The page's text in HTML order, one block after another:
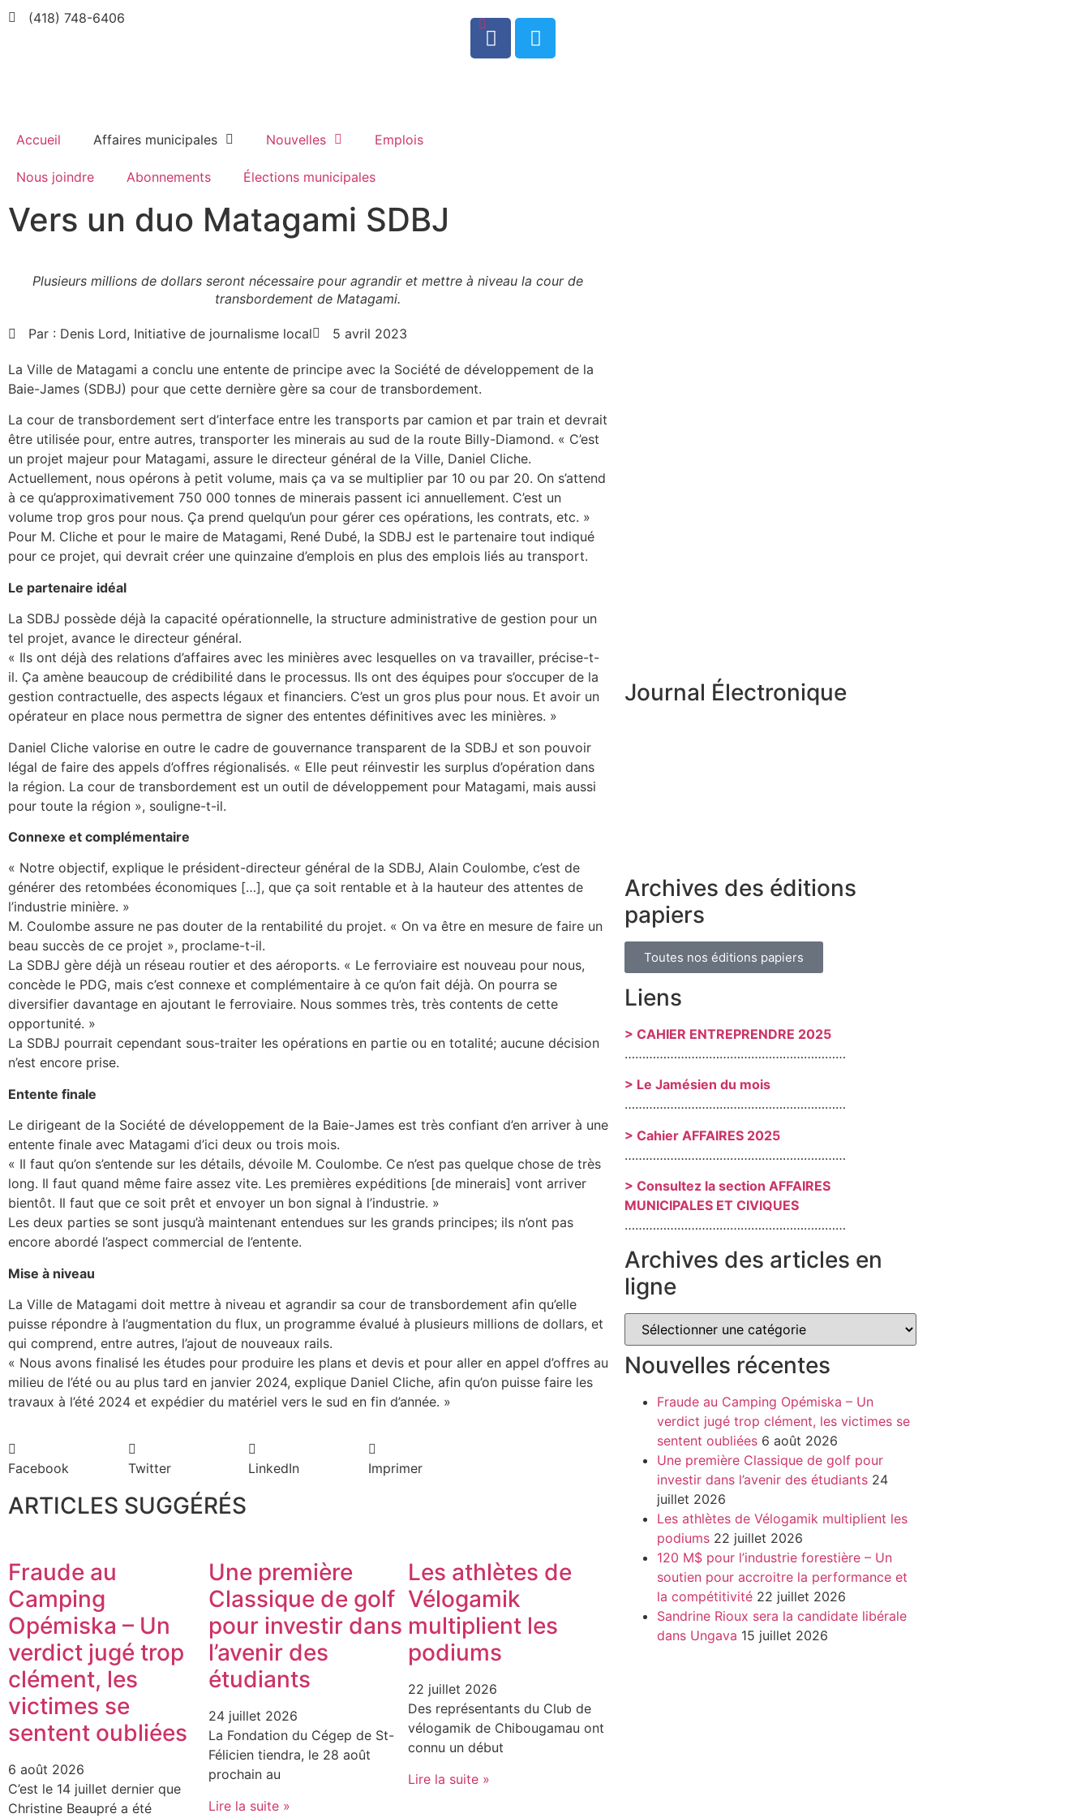
(418) 748-6406
0
Accueil Affaires municipales Nouvelles Emplois
Nous joindre Abonnements Élections municipales
Vers un duo Matagami SDBJ
Plusieurs millions de dollars seront nécessaire pour agrandir et mettre à niveau la cour de
transbordement de Matagami.
Par : Denis Lord, Initiative de journalisme local 5 avril 2023
La Ville de Matagami a conclu une entente de principe avec la Société de développement de la
Baie-James (SDBJ) pour que cette dernière gère sa cour de transbordement.
La cour de transbordement sert d’interface entre les transports par camion et par train et devrait
être utilisée pour, entre autres, transporter les minerais au sud de la route Billy-Diamond. « C’est
un projet majeur pour Matagami, assure le directeur général de la Ville, Daniel Cliche.
Actuellement, nous opérons à petit volume, mais ça va se multiplier par 10 ou par 20. On s’attend
à ce qu’approximativement 750 000 tonnes de minerais passent ici annuellement. C’est un
volume trop gros pour nous. Ça prend quelqu’un pour gérer ces opérations, les contrats, etc. »
Pour M. Cliche et pour le maire de Matagami, René Dubé, la SDBJ est le partenaire tout indiqué
pour ce projet, qui devrait créer une quinzaine d’emplois en plus des emplois liés au transport.
Le partenaire idéal
La SDBJ possède déjà la capacité opérationnelle, la structure administrative de gestion pour un
tel projet, avance le directeur général.
« Ils ont déjà des relations d’affaires avec les minières avec lesquelles on va travailler, précise-t-
il. Ça amène beaucoup de crédibilité dans le processus. Ils ont des équipes pour s’occuper de la
gestion contractuelle, des aspects légaux et financiers. C’est un gros plus pour nous. Et avoir un
opérateur en place nous permettra de signer des ententes définitives avec les minières. »
Daniel Cliche valorise en outre le cadre de gouvernance transparent de la SDBJ et son pouvoir
légal de faire des appels d’offres régionalisés. « Elle peut réinvestir les surplus d’opération dans
la région. La cour de transbordement est un outil de développement pour Matagami, mais aussi
pour toute la région », souligne-t-il.
Connexe et complémentaire
« Notre objectif, explique le président-directeur général de la SDBJ, Alain Coulombe, c’est de
générer des retombées économiques […], que ça soit rentable et à la hauteur des attentes de
l’industrie minière. »
M. Coulombe assure ne pas douter de la rentabilité du projet. « On va être en mesure de faire un
beau succès de ce projet », proclame-t-il.
La SDBJ gère déjà un réseau routier et des aéroports. « Le ferroviaire est nouveau pour nous,
concède le PDG, mais c’est connexe et complémentaire à ce qu’on fait déjà. On pourra se
diversifier davantage en ajoutant le ferroviaire. Nous sommes très, très contents de cette
opportunité. »
La SDBJ pourrait cependant sous-traiter les opérations en partie ou en totalité; aucune décision
n’est encore prise.
Entente finale
Le dirigeant de la Société de développement de la Baie-James est très confiant d’en arriver à une
entente finale avec Matagami d’ici deux ou trois mois.
« Il faut qu’on s’entende sur les détails, dévoile M. Coulombe. Ce n’est pas quelque chose de très
long. Il faut quand même faire assez vite. Les premières expéditions [de minerais] vont arriver
bientôt. Il faut que ce soit prêt et envoyer un bon signal à l’industrie. »
Les deux parties se sont jusqu’à maintenant entendues sur les grands principes; ils n’ont pas
encore abordé l’aspect commercial de l’entente.
Mise à niveau
La Ville de Matagami doit mettre à niveau et agrandir sa cour de transbordement afin qu’elle
puisse répondre à l’augmentation du flux, un programme évalué à plusieurs millions de dollars, et
qui comprend, entre autres, l’ajout de nouveaux rails.
« Nous avons finalisé les études pour produire les plans et devis et pour aller en appel d’offres au
milieu de l’été ou au plus tard en janvier 2024, explique Daniel Cliche, afin qu’on puisse faire les
travaux à l’été 2024 et expédier du matériel vers le sud en fin d’année. »
Facebook Twitter LinkedIn Imprimer
ARTICLES SUGGÉRÉS
Fraude au
Camping
Opémiska – Un
verdict jugé trop
clément, les
victimes se
sentent oubliées
6 août 2026
C’est le 14 juillet dernier que
Christine Beaupré a été
Une première
Classique de golf
pour investir dans
l’avenir des
étudiants
24 juillet 2026
La Fondation du Cégep de St-
Félicien tiendra, le 28 août
prochain au
Lire la suite »
Les athlètes de
Vélogamik
multiplient les
podiums
22 juillet 2026
Des représentants du Club de
vélogamik de Chibougamau ont
connu un début
Lire la suite »
Journal Électronique
Archives des éditions
papiers
Toutes nos éditions papiers
Liens
> CAHIER ENTREPRENDRE 2025
………………………………………………………
> Le Jamésien du mois
………………………………………………………
> Cahier AFFAIRES 2025
………………………………………………………
> Consultez la section AFFAIRES
MUNICIPALES ET CIVIQUES
………………………………………………………
Archives des articles en
ligne
Nouvelles récentes
Fraude au Camping Opémiska – Un
verdict jugé trop clément, les victimes se
sentent oubliées 6 août 2026
Une première Classique de golf pour
investir dans l’avenir des étudiants 24
juillet 2026
Les athlètes de Vélogamik multiplient les
podiums 22 juillet 2026
120 M$ pour l’industrie forestière – Un
soutien pour accroitre la performance et
la compétitivité 22 juillet 2026
Sandrine Rioux sera la candidate libérale
dans Ungava 15 juillet 2026